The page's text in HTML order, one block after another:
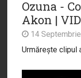
Ozuna -
Akon |
14
Urmărește clipul